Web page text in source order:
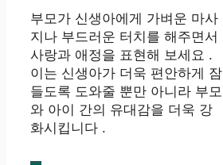
부모가 신생아에게 가벼운 마사
지나 부드러운 터치를 해주면서
사랑과 애정을 표현해 보세요 .
이는 신생아가 더욱 편안하게 잠
들도록 도와줄 뿐만 아니라 부모
와 아이 간의 유대감을 더욱 강
화시킵니다 .